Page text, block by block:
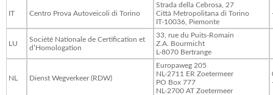
IT Centro Prova Autoveicoli di Torino
Strada della Cebrosa, 27
Città Metropolitana di Torino
IT-10036, Piemonte
LU
Société Nationale de Certification et
d’Homologation
33, rue du Puits-Romain
Z.A. Bourmicht
L-8070 Bertrange
NL Dienst Wegverkeer (RDW)
Europaweg 205
NL-2711 ER Zoetermeer
PO Box 777
NL-2700 AT Zoetermeer